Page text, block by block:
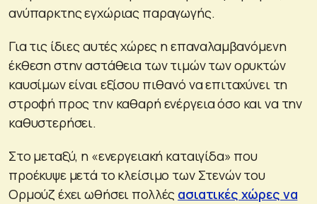
ανύπαρκτης εγχώριας παραγωγής.
Για τις ίδιες αυτές χώρες η επαναλαμβανόμενη
έκθεση στην αστάθεια των τιμών των ορυκτών
καυσίμων είναι εξίσου πιθανό να επιταχύνει τη
στροφή προς την καθαρή ενέργεια όσο και να την
καθυστερήσει.
Στο μεταξύ, η «ενεργειακή καταιγίδα» που
προέκυψε μετά το κλείσιμο των Στενών του
Ορμούζ έχει ωθήσει πολλές ασιατικές χώρες να